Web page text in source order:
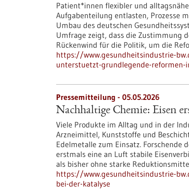
Patient*innen flexibler und
Aufgabenteilung entlasten, Prozesse
Umbau des deutschen
Umfrage zeigt, dass die Zustimmung
Rückenwind für die Politik, um die
https://www.gesundheitsindustrie-
unterstuetzt-grundlegende-reformen-
Pressemitteilung - 05.05.2026
Nachhaltige Chemie: Eisen
Viele Produkte im Alltag und in der
Arzneimittel, Kunststoffe und
Edelmetalle zum Einsatz. Forschende
erstmals eine an Luft stabile
als bisher ohne starke
https://www.gesundheitsindustrie-
bei-der-katalyse